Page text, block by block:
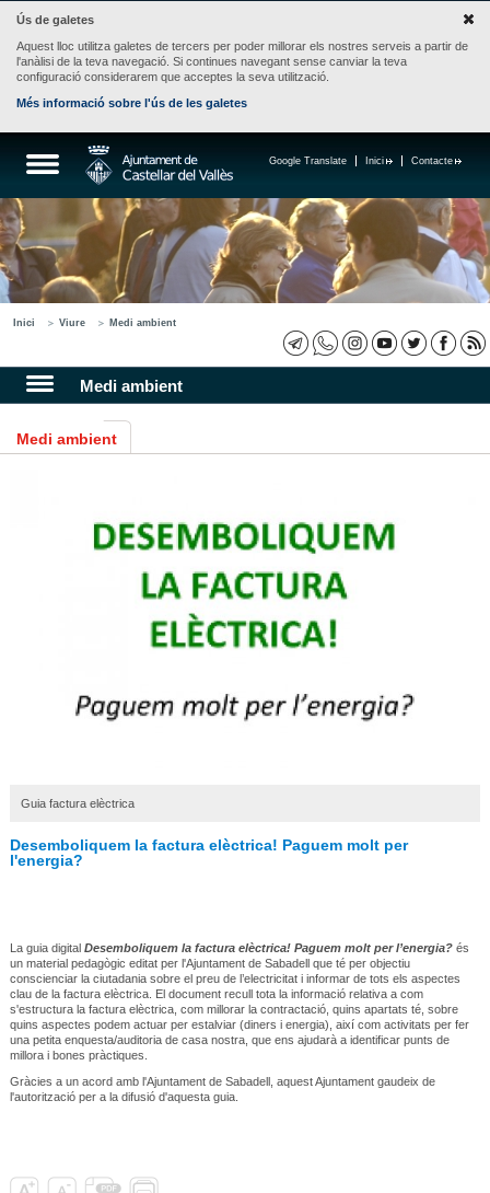
Ús de galetes
Aquest lloc utilitza galetes de tercers per poder millorar els nostres serveis a partir de
l'anàlisi de la teva navegació. Si continues navegant sense canviar la teva
configuració considerarem que acceptes la seva utilització.
Més informació sobre l'ús de les galetes
Contacte
Inici
Google Translate
Inici Viure Medi ambient
Medi ambient
Medi ambient
Guia factura elèctrica
Desemboliquem la factura elèctrica! Paguem molt per
l'energia?
La guia digital Desemboliquem la factura elèctrica! Paguem molt per l’energia? és
un material pedagògic editat per l'Ajuntament de Sabadell que té per objectiu
conscienciar la ciutadania sobre el preu de l’electricitat i informar de tots els aspectes
clau de la factura elèctrica. El document recull tota la informació relativa a com
s'estructura la factura elèctrica, com millorar la contractació, quins apartats té, sobre
quins aspectes podem actuar per estalviar (diners i energia), així com activitats per fer
una petita enquesta/auditoria de casa nostra, que ens ajudarà a identificar punts de
millora i bones pràctiques.
Gràcies a un acord amb l'Ajuntament de Sabadell, aquest Ajuntament gaudeix de
l'autorització per a la difusió d'aquesta guia.